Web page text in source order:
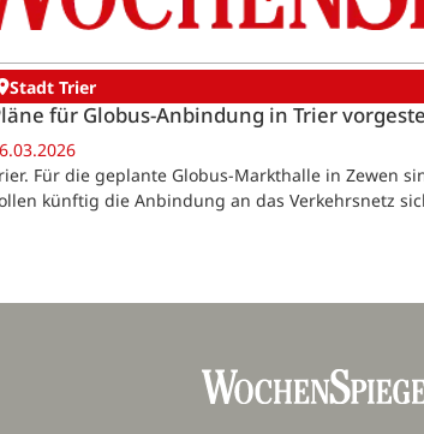
Stadt Trier
für Globus-Anbindung in Trier
Für die geplante Globus-Markthalle in Zewen
künftig die Anbindung an das Verkehrsnetz